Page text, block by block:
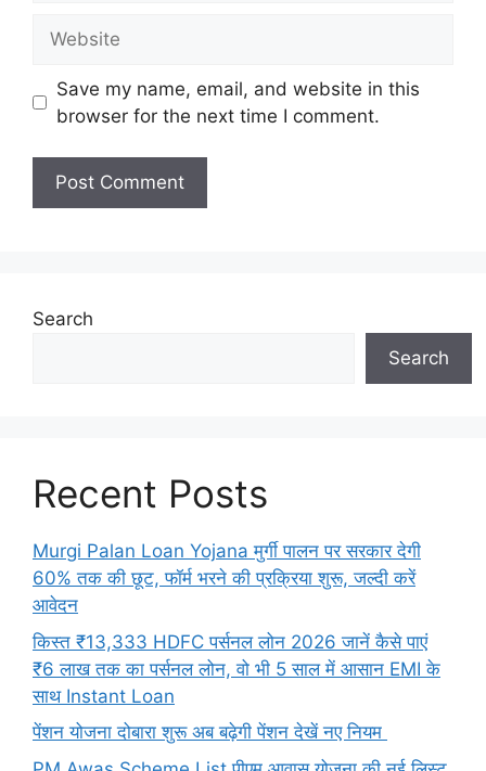
Save my name, email, and website in this
browser for the next time I comment.
Search
Search
Recent Posts
Murgi Palan Loan Yojana मुर्गी पालन पर सरकार देगी
60% तक की छूट, फॉर्म भरने की प्रक्रिया शुरू, जल्दी करें
आवेदन
किस्त ₹13,333 HDFC पर्सनल लोन 2026 जानें कैसे पाएं
₹6 लाख तक का पर्सनल लोन, वो भी 5 साल में आसान EMI के
साथ Instant Loan
पेंशन योजना दोबारा शुरू अब बढ़ेगी पेंशन देखें नए नियम